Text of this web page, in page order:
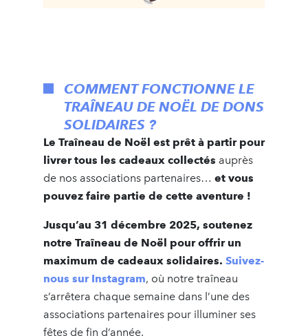
COMMENT FONCTIONNE LE
TRAÎNEAU DE NOËL DE DONS
SOLIDAIRES ?
Le Traîneau de Noël est prêt à partir pour
livrer tous les cadeaux collectés auprès
de nos associations partenaires… et vous
pouvez faire partie de cette aventure !
Jusqu’au 31 décembre 2025, soutenez
notre Traîneau de Noël pour offrir un
maximum de cadeaux solidaires. Suivez-
nous sur Instagram, où notre traîneau
s’arrêtera chaque semaine dans l’une des
associations partenaires pour illuminer ses
fêtes de fin d’année.